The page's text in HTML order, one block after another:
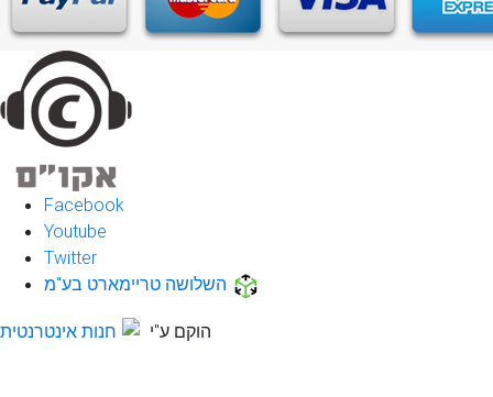
Facebook
Youtube
Twitter
השלושה טריימארט בע"מ
הוקם ע"י חנות אינטרנטית